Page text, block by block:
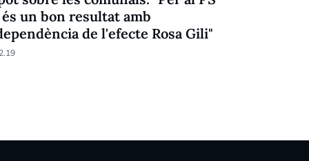
un bon resultat amb
de l'efecte Rosa Gili"